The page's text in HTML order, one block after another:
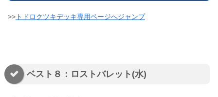
>> トドロクツキデッキ専用ページへジャンプ
ベスト８：ロストバレット(水)